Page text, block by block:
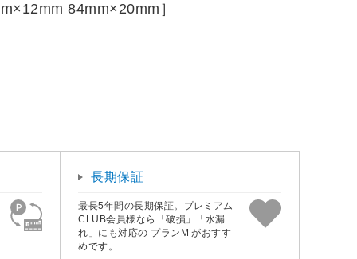
84mm×20mm］
長期保証
最長5年間の長期保証。プレミアム
CLUB会員様なら「破損」「水漏
れ」にも対応の プランM がおすす
めです。